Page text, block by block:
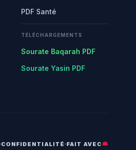
PDF Santé
TÉLÉCHARGEMENTS
Sourate Baqarah PDF
Sourate Yasin PDF
CONFIDENTIALITÉ FAIT AVEC